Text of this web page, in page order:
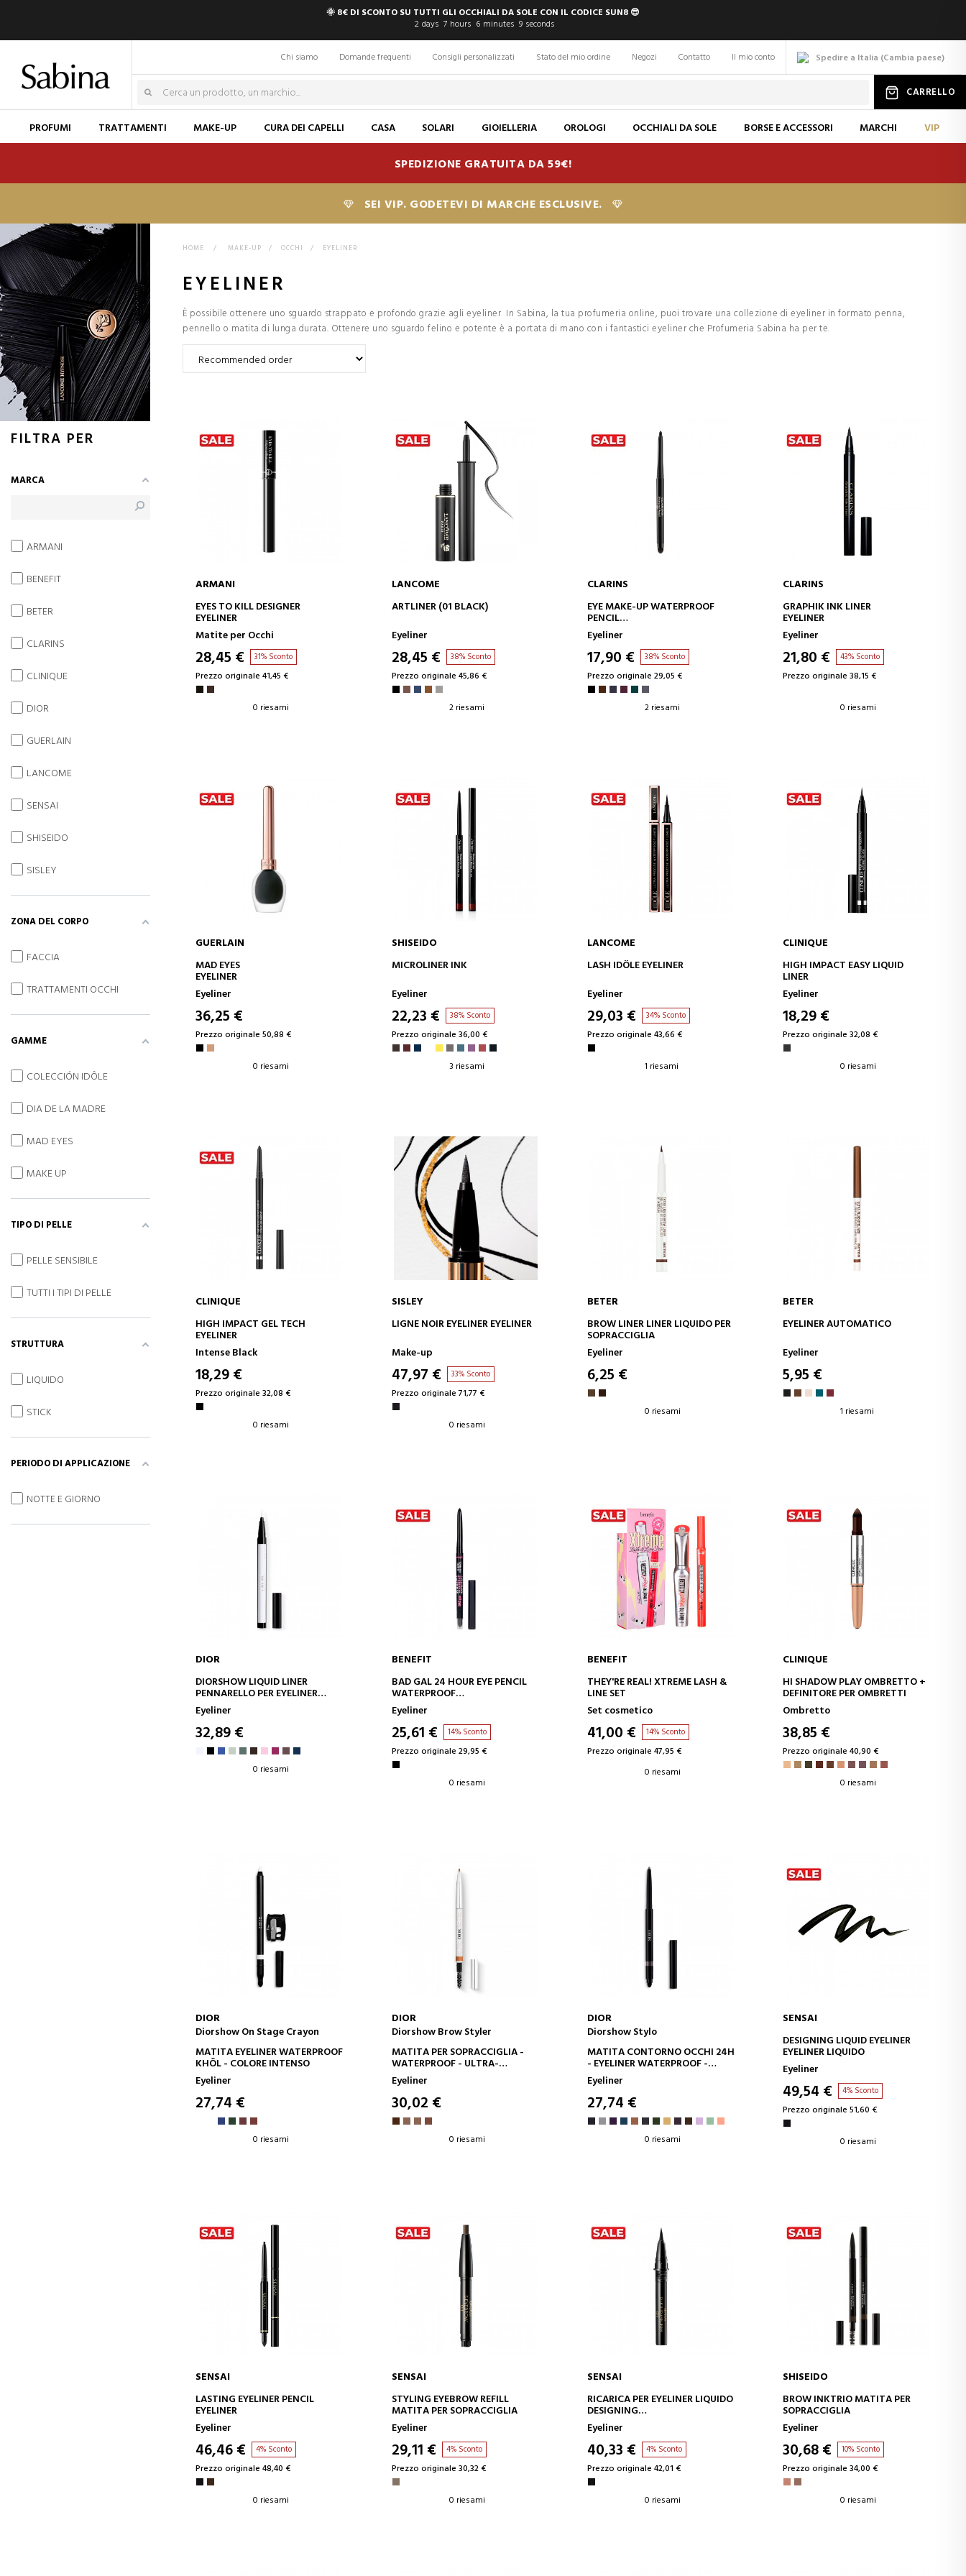
🌞 8€ DI SCONTO SU TUTTI GLI OCCHIALI DA SOLE CON IL CODICE SUN8 😎
2 days 7 hours 6 minutes 8 seconds
Spedire a Italia (Cambia paese)
Chi siamo Domande frequenti Consigli personalizzati Stato del mio ordine Negozi Contatto Il mio conto
CARRELLO
PROFUMI TRATTAMENTI MAKE-UP CURA DEI CAPELLI CASA SOLARI GIOIELLERIA OROLOGI OCCHIALI DA SOLE BORSE E ACCESSORI MARCHI VIP
SPEDIZIONE GRATUITA DA 59€!
SEI VIP. GODETEVI DI MARCHE ESCLUSIVE.
HOME > MAKE-UP > OCCHI > EYELINER
EYELINER
È possibile ottenere uno sguardo strappato e profondo grazie agli eyeliner In Sabina, la tua profumeria online, puoi trovare una collezione di eyeliner in formato penna,
pennello o matita di lunga durata. Ottenere uno sguardo felino e potente è a portata di mano con i fantastici eyeliner che Profumeria Sabina ha per te.
AGGIUNGI AL CARRELLO
ARMANI
EYES TO KILL DESIGNER
EYELINER
Matite per Occhi
28,45 € 31% Sconto
Prezzo originale 41,45 €
0 riesami
AGGIUNGI AL CARRELLO
LANCOME
ARTLINER (01 BLACK)
Eyeliner
28,45 € 38% Sconto
Prezzo originale 45,86 €
2 riesami
AGGIUNGI AL CARRELLO
CLARINS
EYE MAKE-UP WATERPROOF
PENCIL
EYELINER
Eyeliner
17,90 € 38% Sconto
Prezzo originale 29,05 €
2 riesami
AGGIUNGI AL CARRELLO
CLARINS
GRAPHIK INK LINER
EYELINER
Eyeliner
21,80 € 43% Sconto
Prezzo originale 38,15 €
0 riesami
AGGIUNGI AL CARRELLO
GUERLAIN
MAD EYES
EYELINER
Eyeliner
36,25 €
Prezzo originale 50,88 €
0 riesami
AGGIUNGI AL CARRELLO
SHISEIDO
MICROLINER INK
Eyeliner
22,23 € 38% Sconto
Prezzo originale 36,00 €
3 riesami
AGGIUNGI AL CARRELLO
LANCOME
LASH IDÔLE EYELINER
Eyeliner
29,03 € 34% Sconto
Prezzo originale 43,66 €
1 riesami
AGGIUNGI AL CARRELLO
CLINIQUE
HIGH IMPACT EASY LIQUID
LINER
Eyeliner
18,29 €
Prezzo originale 32,08 €
0 riesami
AGGIUNGI AL CARRELLO
CLINIQUE
HIGH IMPACT GEL TECH
EYELINER
Intense Black
18,29 €
Prezzo originale 32,08 €
0 riesami
AGGIUNGI AL CARRELLO
SISLEY
LIGNE NOIR EYELINER EYELINER
Make-up
47,97 € 33% Sconto
Prezzo originale 71,77 €
0 riesami
AGGIUNGI AL CARRELLO
BETER
BROW LINER LINER LIQUIDO PER
SOPRACCIGLIA
Eyeliner
6,25 €
0 riesami
AGGIUNGI AL CARRELLO
BETER
EYELINER AUTOMATICO
Eyeliner
5,95 €
1 riesami
AGGIUNGI AL CARRELLO
DIOR
DIORSHOW LIQUID LINER
PENNARELLO PER EYELINER
ULTRA PRECISO - COLORE
INTENSO E IMPERMEABILE
Eyeliner
32,89 €
0 riesami
AGGIUNGI AL CARRELLO
BENEFIT
BAD GAL 24 HOUR EYE PENCIL
WATERPROOF
EYELINER
Eyeliner
25,61 € 14% Sconto
Prezzo originale 29,95 €
0 riesami
AGGIUNGI AL CARRELLO
BENEFIT
THEY'RE REAL! XTREME LASH &
LINE SET
Set cosmetico
41,00 € 14% Sconto
Prezzo originale 47,95 €
0 riesami
AGGIUNGI AL CARRELLO
CLINIQUE
HI SHADOW PLAY OMBRETTO +
DEFINITORE PER OMBRETTI
Ombretto
38,85 €
Prezzo originale 40,90 €
0 riesami
AGGIUNGI AL CARRELLO
DIOR
Diorshow On Stage Crayon
MATITA EYELINER WATERPROOF
KHÔL - COLORE INTENSO
Eyeliner
27,74 €
0 riesami
AGGIUNGI AL CARRELLO
DIOR
Diorshow Brow Styler
MATITA PER SOPRACCIGLIA -
WATERPROOF - ULTRA-
PRECISIONE - DURATA 24 ORE
Eyeliner
30,02 €
0 riesami
AGGIUNGI AL CARRELLO
DIOR
Diorshow Stylo
MATITA CONTORNO OCCHI 24H
- EYELINER WATERPROOF -
COLORE INTENSO - TEXTURE
CREMOSA E APPLICAZIONE
IDEALE
Eyeliner
27,74 €
0 riesami
AGGIUNGI AL CARRELLO
SENSAI
DESIGNING LIQUID EYELINER
EYELINER LIQUIDO
Eyeliner
49,54 € 4% Sconto
Prezzo originale 51,60 €
0 riesami
AGGIUNGI AL CARRELLO
SENSAI
LASTING EYELINER PENCIL
EYELINER
Eyeliner
46,46 € 4% Sconto
Prezzo originale 48,40 €
0 riesami
AGGIUNGI AL CARRELLO
SENSAI
STYLING EYEBROW REFILL
MATITA PER SOPRACCIGLIA
Eyeliner
29,11 € 4% Sconto
Prezzo originale 30,32 €
0 riesami
AGGIUNGI AL CARRELLO
SENSAI
RICARICA PER EYELINER LIQUIDO
DESIGNING
EYELINER LIQUIDO
Eyeliner
40,33 € 4% Sconto
Prezzo originale 42,01 €
0 riesami
AGGIUNGI AL CARRELLO
SHISEIDO
BROW INKTRIO MATITA PER
SOPRACCIGLIA
Eyeliner
30,68 € 10% Sconto
Prezzo originale 34,00 €
0 riesami
FILTRA PER
MARCA
ARMANI
BENEFIT
BETER
CLARINS
CLINIQUE
DIOR
GUERLAIN
LANCOME
SENSAI
SHISEIDO
SISLEY
ZONA DEL CORPO
FACCIA
TRATTAMENTI OCCHI
GAMME
COLECCIÓN IDÔLE
DIA DE LA MADRE
MAD EYES
MAKE UP
TIPO DI PELLE
PELLE SENSIBILE
TUTTI I TIPI DI PELLE
STRUTTURA
LIQUIDO
STICK
PERIODO DI APPLICAZIONE
NOTTE E GIORNO